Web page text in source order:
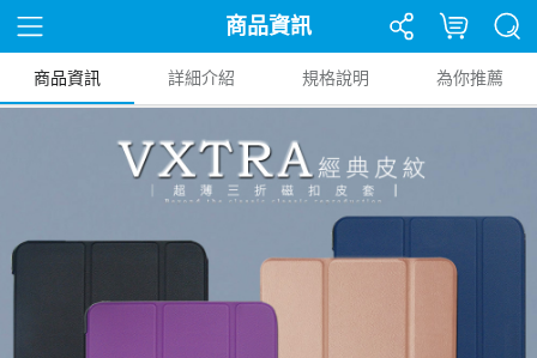
商品資訊
商品資訊 詳細介紹 規格說明 為你推薦